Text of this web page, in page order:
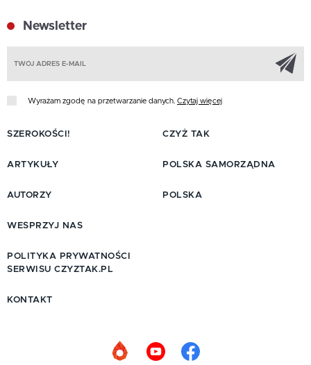
Newsletter
Wyrażam zgodę na przetwarzanie danych. Czytaj więcej
SZEROKOŚCI!
ARTYKUŁY
AUTORZY
CZYŻ TAK
POLSKA SAMORZĄDNA
POLSKA
WESPRZYJ NAS
POLITYKA PRYWATNOŚCI
SERWISU CZYZTAK.PL
KONTAKT